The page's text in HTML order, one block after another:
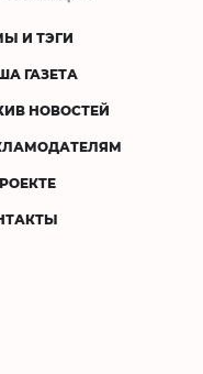
И ТЭГИ
ГАЗЕТА
НОВОСТЕЙ